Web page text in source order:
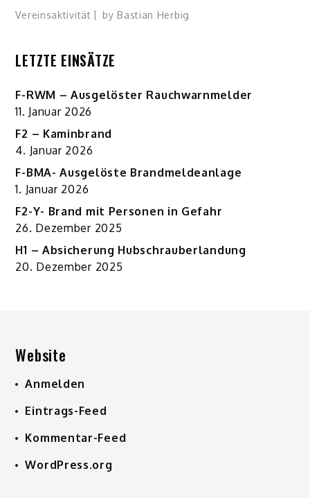
Vereinsaktivität by Bastian Herbig
LETZTE EINSÄTZE
F-RWM – Ausgelöster Rauchwarnmelder
11. Januar 2026
F2 – Kaminbrand
4. Januar 2026
F-BMA- Ausgelöste Brandmeldeanlage
1. Januar 2026
F2-Y- Brand mit Personen in Gefahr
26. Dezember 2025
H1 – Absicherung Hubschrauberlandung
20. Dezember 2025
Website
Anmelden
Eintrags-Feed
Kommentar-Feed
WordPress.org